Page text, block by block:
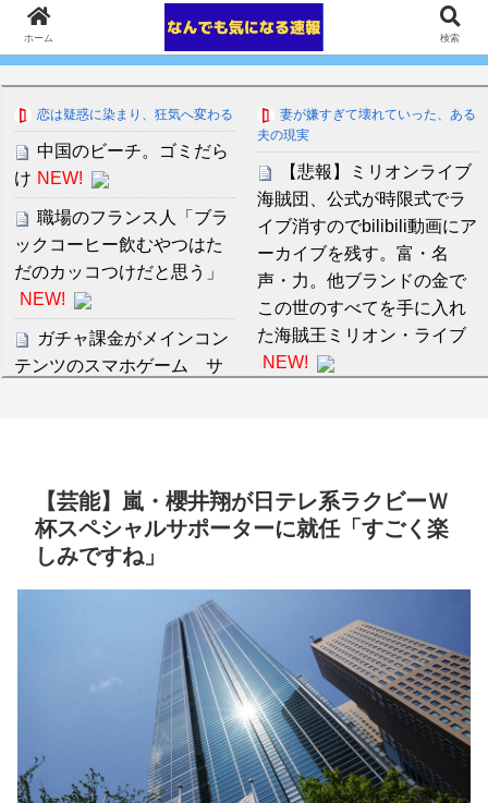
恋は疑惑に染まり、狂気へ変わる
中国のビーチ。ゴミだら
け NEW!
職場のフランス人「ブラ
ックコーヒー飲むやつはた
だのカッコつけだと思う」
NEW!
ガチャ課金がメインコン
テンツのスマホゲーム サ
熊谷8番ショート、近本1
番、中野2番！クリーンアッ
プは森下、佐藤輝、大山！
先発伊原！ NEW!
国際的な小咄 サッチの受
かれFP3級！ ～FPができる
クレバテスⅡ-魔獣の王と
偽りの勇者伝承- 第4話 感
想：敵を探すよりトアの書
を餌に誘き出す作戦！
妻が嫌すぎて壊れていった、ある
夫の現実
【悲報】ミリオンライブ
海賊団、公式が時限式でラ
イブ消すのでbilibili動画にア
ーカイブを残す。富・名
声・力。他ブランドの金で
この世のすべてを手に入れ
た海賊王ミリオン・ライブ
NEW!
NEW!
セ・リーグ出塁回数ラン
キング 直近3週間｜2026年
8/3まで
【地獄のような聴聞会】
Ｗ杯１次Ｌ敗退の韓国 議員
が「なぜ負けたのか？」ソ
【芸能】嵐・櫻井翔が日テレ系ラクビーＷ
杯スペシャルサポーターに就任「すごく楽
しみですね」
ホーム 検索